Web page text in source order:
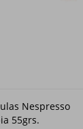
Nespresso
55grs.